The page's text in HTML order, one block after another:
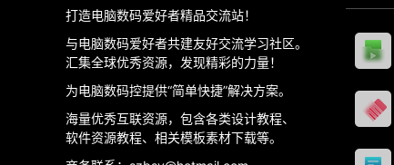
打造电脑数码爱好者精品交流站！
与电脑数码爱好者共建友好交流学习社区。
汇集全球优秀资源，发现精彩的力量！
为电脑数码控提供“简单快捷”解决方案。
海量优秀互联资源，包含各类设计教程、
软件资源教程、相关模板素材下载等。